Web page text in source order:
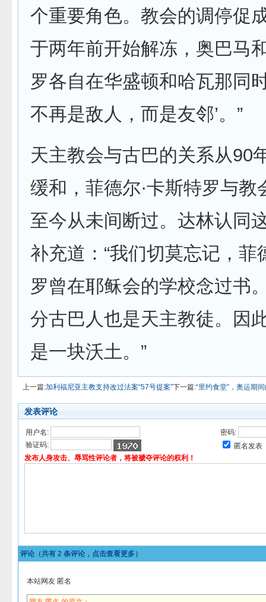
个重要角色。教会的调停促
于两年前开始解冻，奥巴马
罗各自在华盛顿和哈瓦那同
不再是敌人，而是友邻’。”
天主教会与古巴的关系从90
缓和，菲德尔·卡斯特罗与教
至今从未间断过。达林认同
补充道：“我们切莫忘记，菲
罗曾在耶稣会的学校念过书
分古巴人也是天主教徒。因
是一块沃土。”
上一篇:加利福尼亚主教支持改过法案“57号提案”下一篇:“里约食堂”，奥运期
发表评论
用户名:
密码:
验证码:
匿名发表
发布人身攻击、辱骂性评论者，将被褫夺评论的权利！
评论（共有 2 条评论，点击查看更多）
本站网友 匿名